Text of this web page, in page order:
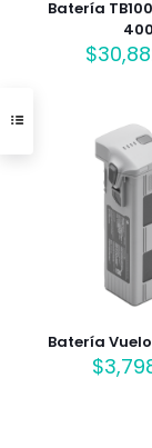
Batería
400
$
Batería
$